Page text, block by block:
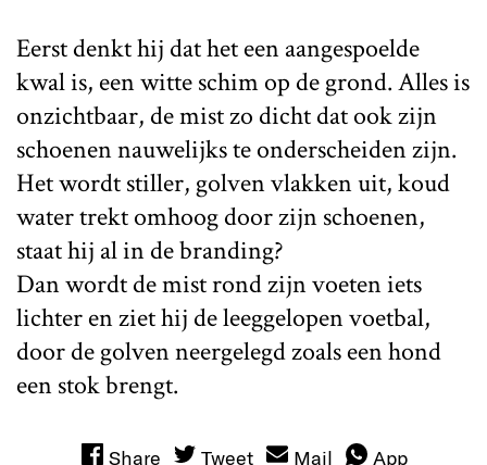
Eerst denkt hij dat het een aangespoelde
kwal is, een witte schim op de grond. Alles is
onzichtbaar, de mist zo dicht dat ook zijn
schoenen nauwelijks te onderscheiden zijn.
Het wordt stiller, golven vlakken uit, koud
water trekt omhoog door zijn schoenen,
staat hij al in de branding?
Dan wordt de mist rond zijn voeten iets
lichter en ziet hij de leeggelopen voetbal,
door de golven neergelegd zoals een hond
een stok brengt.
Share Tweet Mail App